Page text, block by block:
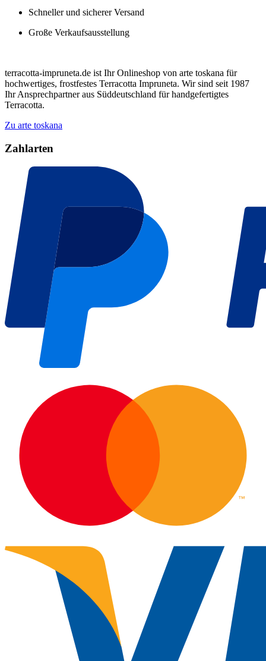
Schneller und sicherer Versand
Große Verkaufsausstellung
terracotta-impruneta.de ist Ihr Onlineshop von arte toskana für
hochwertiges, frostfestes Terracotta Impruneta. Wir sind seit 1987
Ihr Ansprechpartner aus Süddeutschland für handgefertigtes
Terracotta.
Zu arte toskana
Zahlarten